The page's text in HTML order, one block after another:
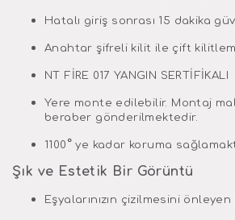
Hatalı giriş sonrası 15 dakika
Anahtar şifreli kilit ile çift
NT FİRE 017 YANGIN SERTİFİKALI
Yere monte edilebilir. Montaj
beraber gönderilmektedir.
1100 °ye kadar koruma
Şık ve Estetik Bir Görüntü
Eşyalarınızın çizilmesini önleyen